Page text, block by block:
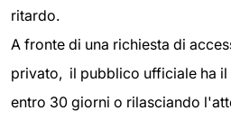
ritardo.
A fronte di una richiesta di
privato, il pubblico ufficiale ha
entro 30 giorni o rilasciando